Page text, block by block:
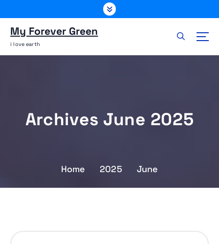
k
My Forever Green
i love earth
Archives June 2025
Home 2025 June